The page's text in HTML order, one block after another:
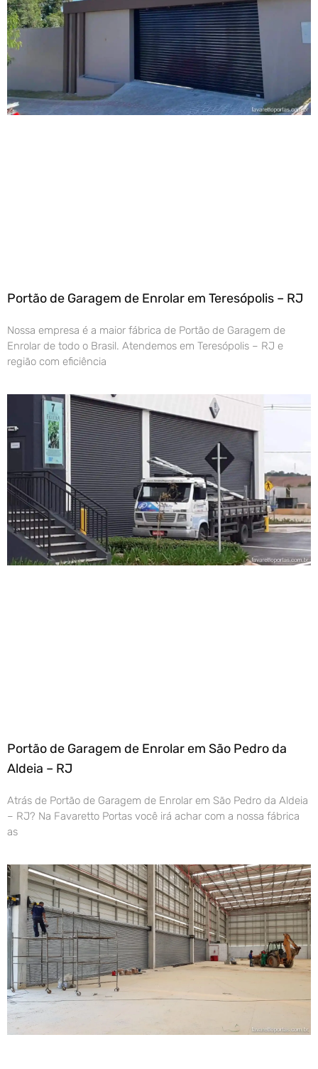
Portão de Garagem de Enrolar em Teresópolis – RJ
Nossa empresa é a maior fábrica de Portão de Garagem de
Enrolar de todo o Brasil. Atendemos em Teresópolis – RJ e
região com eficiência
Portão de Garagem de Enrolar em São Pedro da
Aldeia – RJ
Atrás de Portão de Garagem de Enrolar em São Pedro da Aldeia
– RJ? Na Favaretto Portas você irá achar com a nossa fábrica
as